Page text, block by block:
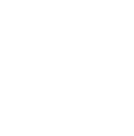
sort ou collectes de participation de